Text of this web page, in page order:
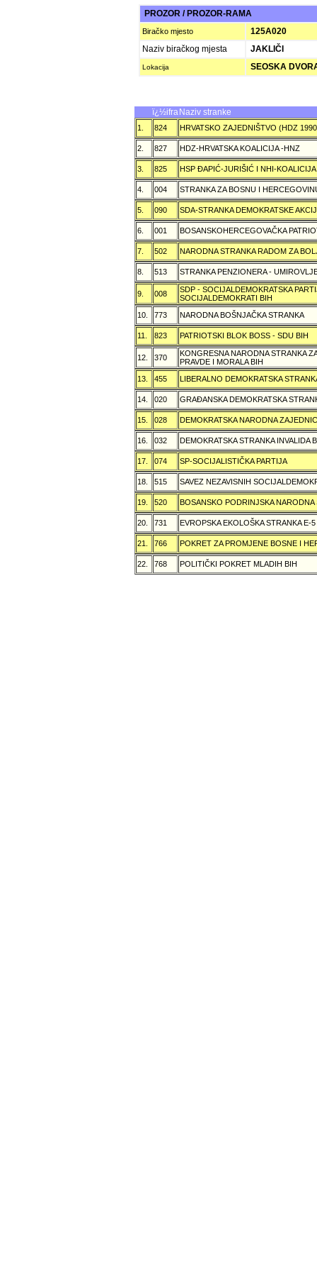
PROZOR / PROZOR-RAMA
Biračko mjesto
125A020
Naziv biračkog mjesta
JAKLIČI
Lokacija SEOSKA
ï¿½ifra Naziv stranke
1. 824 HRVATSKO ZAJEDNIŠTVO (HDZ
2. 827 HDZ-HRVATSKA KOALICIJA -HNZ
3. 825 HSP ÐAPIĆ-JURIŠIĆ I NHI-
4. 004 STRANKA ZA BOSNU I
5. 090 SDA-STRANKA DEMOKRATSKE
6. 001 BOSANSKOHERCEGOVAČKA
7. 502 NARODNA STRANKA RADOM ZA
8. 513 STRANKA PENZIONERA -
9. 008
SDP - SOCIJALDEMOKRATSKA
SOCIJALDEMOKRATI BIH
10.
773 NARODNA BOŠNJAČKA STRANKA
11. 823 PATRIOTSKI BLOK BOSS - SDU BIH
12. 370
KONGRESNA NARODNA STRANKA
PRAVDE I MORALA BIH
13.
455 LIBERALNO DEMOKRATSKA
14. 020 GRAÐANSKA DEMOKRATSKA
15. 028 DEMOKRATSKA NARODNA
16. 032 DEMOKRATSKA STRANKA INVALIDA
17. 074 SP-SOCIJALISTIČKA PARTIJA
18. 515 SAVEZ NEZAVISNIH
19. 520 BOSANSKO PODRINJSKA NARODNA
20. 731 EVROPSKA EKOLOŠKA STRANKA E-5
21. 766 POKRET ZA PROMJENE BOSNE I
22. 768 POLITIČKI POKRET MLADIH BIH